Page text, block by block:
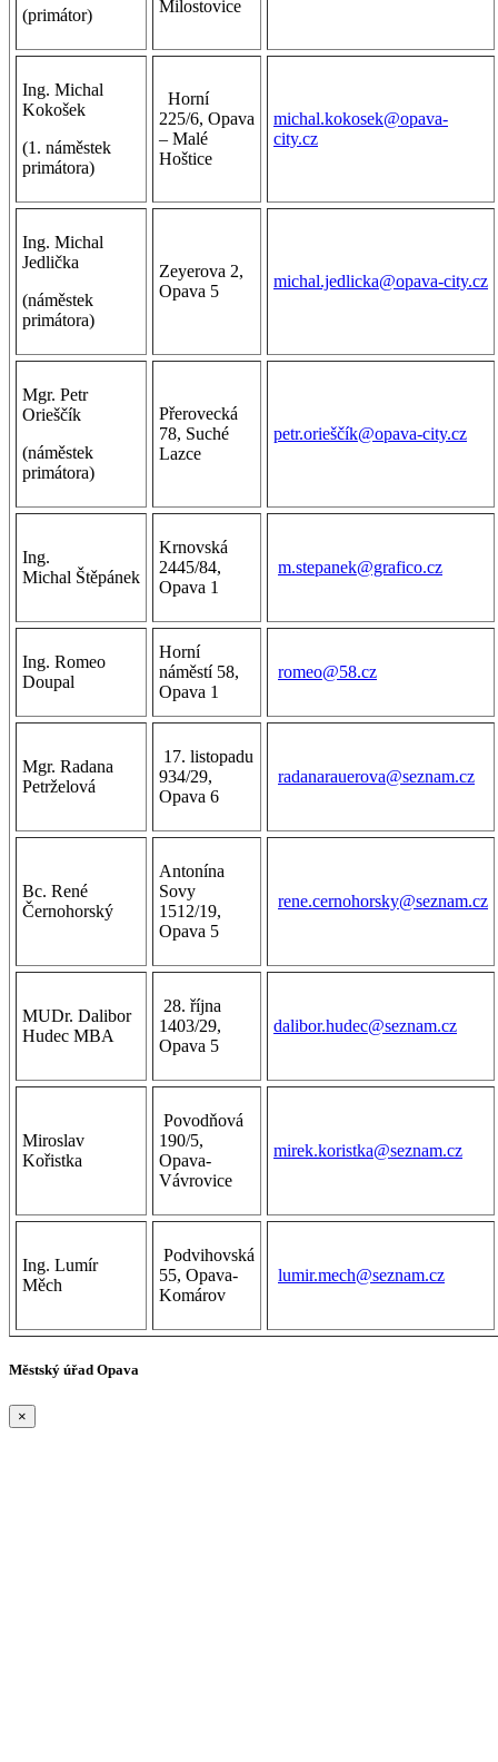
(primátor)
Milostovice
Ing. Michal
Kokošek
(1. náměstek
primátora)
Horní
225/6, Opava
– Malé
Hoštice
michal.kokosek@opava-
city.cz
Ing. Michal
Jedlička
(náměstek
primátora)
Zeyerova 2,
Opava 5
michal.jedlicka@opava-city.cz
Mgr. Petr
Orieščík
(náměstek
primátora)
Přerovecká
78, Suché
Lazce
petr.orieščík@opava-city.cz
Ing.
Michal Štěpánek
Krnovská
2445/84,
Opava 1
m.stepanek@grafico.cz
Ing. Romeo
Doupal
Horní
náměstí 58,
Opava 1
romeo@58.cz
Mgr. Radana
Petrželová
17. listopadu
934/29,
Opava 6
radanarauerova@seznam.cz
Bc. René
Černohorský
Antonína
Sovy
1512/19,
Opava 5
rene.cernohorsky@seznam.cz
MUDr. Dalibor
Hudec MBA
28. října
1403/29,
Opava 5
dalibor.hudec@seznam.cz
Miroslav
Kořistka
Povodňová
190/5,
Opava-
Vávrovice
mirek.koristka@seznam.cz
Ing. Lumír
Měch
Podvihovská
55, Opava-
Komárov
lumir.mech@seznam.cz
Městský úřad Opava
×